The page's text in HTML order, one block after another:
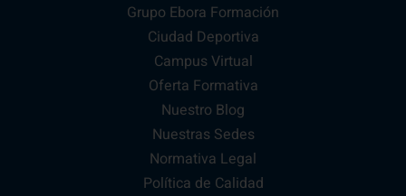
Grupo Ebora Formación
Ciudad Deportiva
Campus Virtual
Oferta Formativa
Nuestro Blog
Nuestras Sedes
Normativa Legal
Política de Calidad